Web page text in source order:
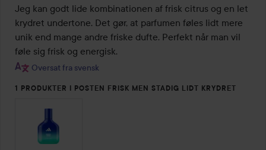
ud
af
5
Jeg kan godt lide kombinationen af frisk citrus og en let
krydret undertone. Det gør, at parfumen føles lidt mere
unik end mange andre friske dufte. Perfekt når man vil
føle sig frisk og energisk.
Oversat fra svensk
1 PRODUKTER I POSTEN FRISK MEN STADIG LIDT KRYDRET